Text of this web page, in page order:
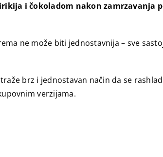
i čokoladom nakon zamrzavanja
ne može biti jednostavnija – sve
brz i jednostavan način da se
verzijama.